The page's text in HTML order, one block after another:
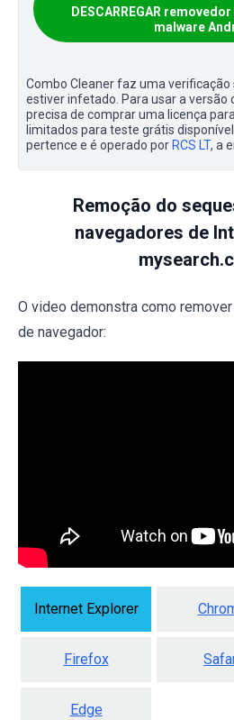
DESCARREGAR
malware
Combo Cleaner faz uma
estiver infetado. Para usar a versão
precisa de comprar uma licença
limitados para teste grátis
pertence e é operado por RCS LT, a
Remoção do
navegadores de
O video demonstra como
de navegador:
Internet Explorer
Firefox
Edge